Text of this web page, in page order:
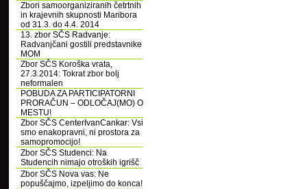
Zbori samoorganiziranih četrtnih
in krajevnih skupnosti Maribora
od 31.3. do 4.4. 2014
13. zbor SČS Radvanje:
Radvanjčani gostili predstavnike
MOM
Zbor SČS Koroška vrata,
27.3.2014: Tokrat zbor bolj
neformalen
POBUDA ZA PARTICIPATORNI
PRORAČUN – ODLOČAJ(MO) O
MESTU!
Zbor SČS CenterIvanCankar: Vsi
smo enakopravni, ni prostora za
samopromocijo!
Zbor SČS Studenci: Na
Studencih nimajo otroških igrišč
Zbor SČS Nova vas: Ne
popuščajmo, izpeljimo do konca!